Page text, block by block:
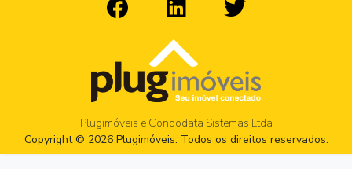
Plugimóveis e Condodata Sistemas Ltda
Copyright © 2026 Plugimóveis. Todos os direitos reservados.